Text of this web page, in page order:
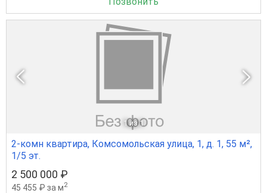
1 из 1
2-комн квартира, Комсомольская улица, 1, д. 1, 55 м²,
1/5 эт.
2 500 000 ₽
45 455 ₽ за м2